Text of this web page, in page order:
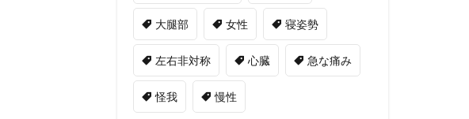
大腿部 女性 寝姿勢
左右非対称 心臓 急な痛み
怪我 慢性